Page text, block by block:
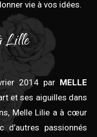
vie à vos idées.
Lille
2014 par MELLE
et ses aiguilles dans
Melle Lilie a à cœur
passionnés